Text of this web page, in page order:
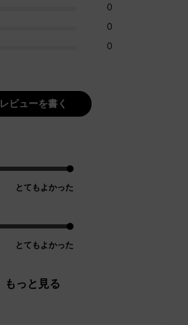
0
0
0
レビューを書く
とてもよかった
とてもよかった
もっと見る